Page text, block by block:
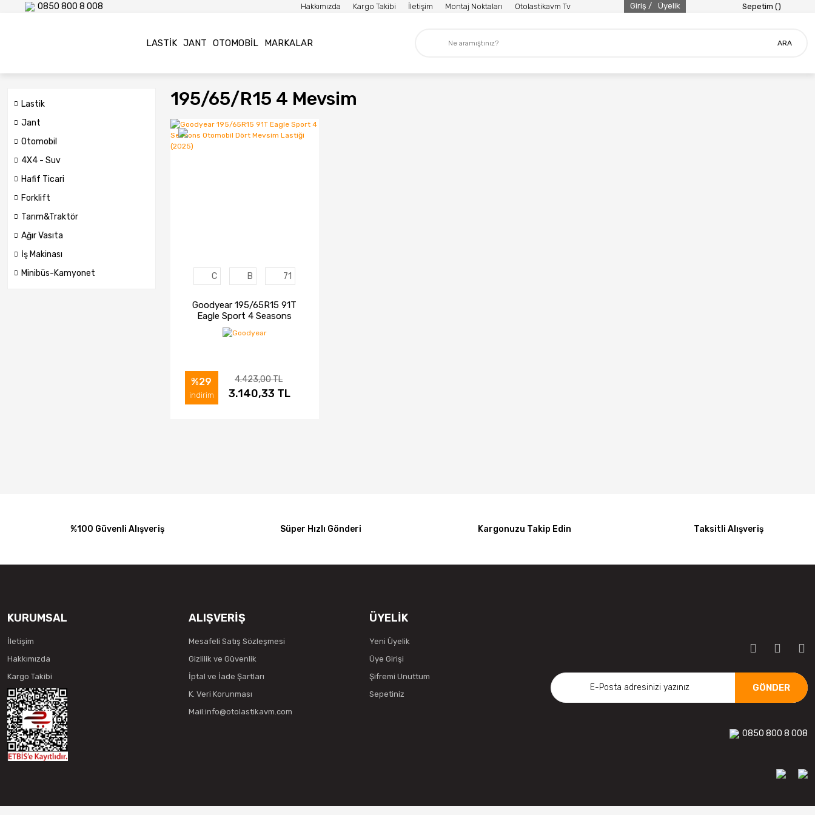
0850 800 8 008 Hakkımızda Kargo Takibi İletişim Montaj Noktaları Otolastikavm Tv Giriş / Üyelik Sepetim ()
LASTIK JANT OTOMOBIL MARKALAR ARA
Lastik
Jant
Otomobil
4X4 - Suv
Hafif Ticari
Forklift
Tarım&Traktör
Ağır Vasıta
İş Makinası
Minibüs-Kamyonet
195/65/r15 4 Mevsim
C B 71
Goodyear 195/65R15 91T
Eagle Sport 4 Seasons
Otomobil Dört Mevsim
Lastiği (2025)
%29
indirim
4.423,00 TL
3.140,33 TL
İNCELE SATIN AL
%100 Güvenli Alışveriş Süper Hızlı Gönderi Kargonuzu Takip Edin Taksitli Alışveriş
KURUMSAL
İletişim
Hakkımızda
Kargo Takibi
ALIŞVERİŞ
Mesafeli Satış Sözleşmesi
Gizlilik ve Güvenlik
İptal ve İade Şartları
K. Veri Korunması
Mail:info@otolastikavm.com
ÜYELİK
Yeni Üyelik
Üye Girişi
Şifremi Unuttum
Sepetiniz
GÖNDER
0850 800 8 008